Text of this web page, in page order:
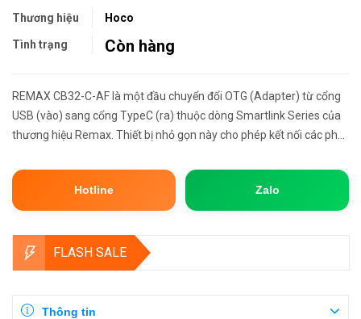
Thương hiệu Hoco
Tình trạng Còn hàng
REMAX CB32-C-AF là một đầu chuyển đổi OTG (Adapter) từ cổng
USB (vào) sang cổng TypeC (ra) thuộc dòng Smartlink Series của
thương hiệu Remax. Thiết bị nhỏ gọn này cho phép kết nối các phụ
Hotline Zalo
FLASH SALE
Thông tin